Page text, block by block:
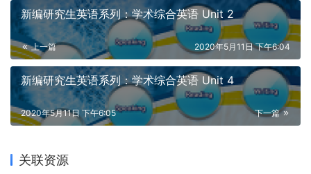
新编研究生英语系列：学术综合英语 Unit 2
上一篇 2020年5月11日 下午6:04
新编研究生英语系列：学术综合英语 Unit 4
下一篇
2020年5月11日 下午6:05
关联资源